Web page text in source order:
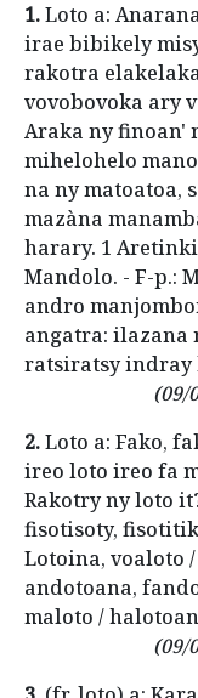
1.Loto a:
irae bibikely
rakotra
vovobovoka ary
Araka ny finoan'
mihelohelo
na ny matoatoa,
mazàna
harary. 1
Mandolo. - F-p.:
andro
angatra: ilazana
ratsiratsy indray
(09/
2.Loto a: Fako,
ireo loto ireo fa
Rakotry ny loto
fisotisoty,
Lotoina, voaloto
andotoana,
maloto /
(09/